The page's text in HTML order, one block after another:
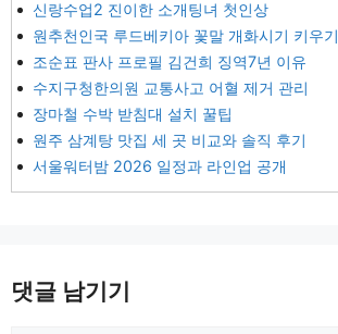
신랑수업2 진이한 소개팅녀 첫인상
원추천인국 루드베키아 꽃말 개화시기 키우기
조순표 판사 프로필 김건희 징역7년 이유
수지구청한의원 교통사고 어혈 제거 관리
장마철 수박 받침대 설치 꿀팁
원주 삼계탕 맛집 세 곳 비교와 솔직 후기
서울워터밤 2026 일정과 라인업 공개
댓글 남기기